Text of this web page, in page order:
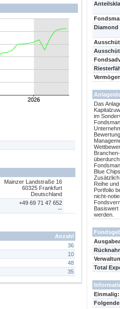
Mainzer Landstraße 16
60325 Frankfurt
Deutschland
+49 69 71 47 652
--
Anzahl
36
10
48
35
Diamond
Das
im
Blue
Reihe
Portfolio
nicht-
Basiswert
werden.
Total
Einmalig: